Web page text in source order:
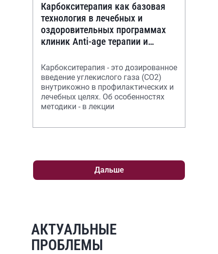
Карбокситерапия как базовая
технология в лечебных и
оздоровительных программах
клиник Anti-age терапии и
Карбокситерапия - это дозированное
введение углекислого газа (CO2)
внутрикожно в профилактических и
лечебных целях. Об особенностях
методики - в лекции
Дальше
АКТУАЛЬНЫЕ
ПРОБЛЕМЫ